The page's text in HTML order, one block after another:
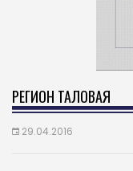
РЕГИОН ТАЛОВАЯ
29.04.2016